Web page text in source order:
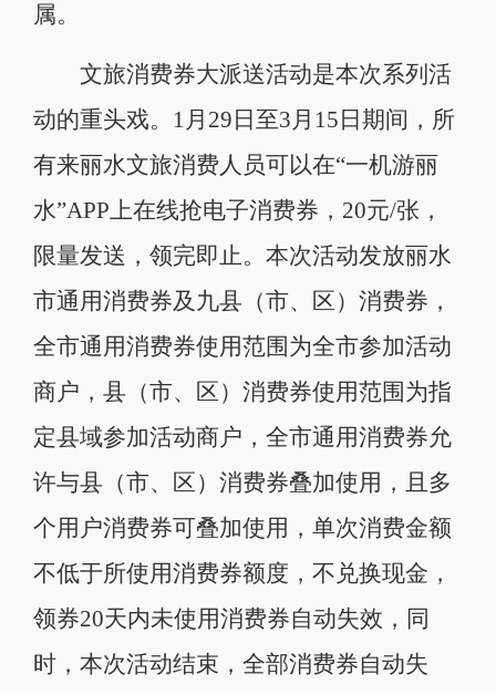
属。
文旅消费券大派送活动是本次系列活
动的重头戏。1月29日至3月15日期间，所
有来丽水文旅消费人员可以在“一机游丽
水”APP上在线抢电子消费券，20元/张，
限量发送，领完即止。本次活动发放丽水
市通用消费券及九县（市、区）消费券，
全市通用消费券使用范围为全市参加活动
商户，县（市、区）消费券使用范围为指
定县域参加活动商户，全市通用消费券允
许与县（市、区）消费券叠加使用，且多
个用户消费券可叠加使用，单次消费金额
不低于所使用消费券额度，不兑换现金，
领券20天内未使用消费券自动失效，同
时，本次活动结束，全部消费券自动失